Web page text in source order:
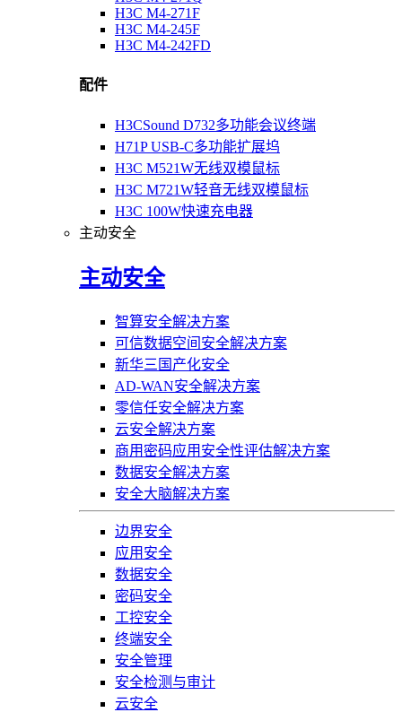
H3C M4-271F
H3C M4-245F
H3C M4-242FD
配件
H3CSound D732多功能会议终端
H71P USB-C多功能扩展坞
H3C M521W无线双模鼠标
H3C M721W轻音无线双模鼠标
H3C 100W快速充电器
主动安全
主动安全
智算安全解决方案
可信数据空间安全解决方案
新华三国产化安全
AD-WAN安全解决方案
零信任安全解决方案
云安全解决方案
商用密码应用安全性评估解决方案
数据安全解决方案
安全大脑解决方案
边界安全
应用安全
数据安全
密码安全
工控安全
终端安全
安全管理
安全检测与审计
云安全